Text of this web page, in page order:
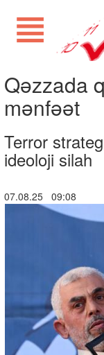
Qəzzada
mənfəət
Terror
ideoloji silah
07.08.25 09:08